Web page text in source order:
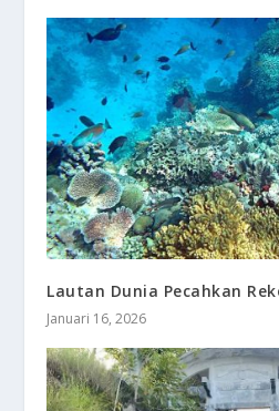
Lautan Dunia Pecahkan
Januari 16, 2026